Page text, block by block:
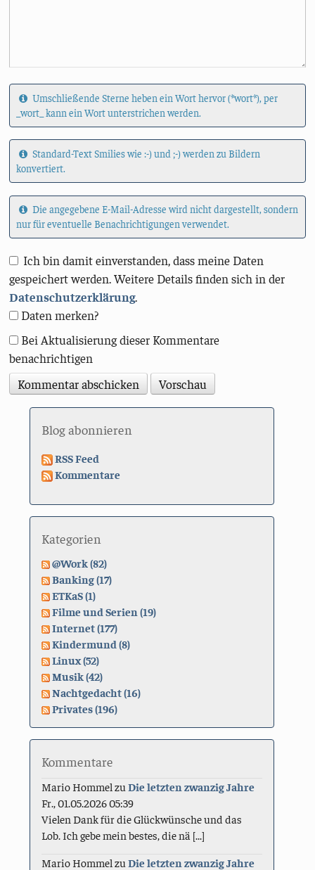
Umschließende Sterne heben ein Wort hervor (*wort*), per
_wort_ kann ein Wort unterstrichen werden.
Standard-Text Smilies wie :-) und ;-) werden zu Bildern
konvertiert.
Die angegebene E-Mail-Adresse wird nicht dargestellt, sondern
nur für eventuelle Benachrichtigungen verwendet.
Ich bin damit einverstanden, dass meine Daten
gespeichert werden. Weitere Details finden sich in der
Datenschutzerklärung.
Daten merken?
Bei Aktualisierung dieser Kommentare
benachrichtigen
Blog abonnieren
RSS Feed
Kommentare
Kategorien
@Work (82)
Banking (17)
ETKaS (1)
Filme und Serien (19)
Internet (177)
Kindermund (8)
Linux (52)
Musik (42)
Nachtgedacht (16)
Privates (196)
Kommentare
Mario Hommel zuDie letzten zwanzig Jahre
Fr., 01.05.2026 05:39
Vielen Dank für die Glückwünsche und das
Lob. Ich gebe mein bestes, die nä [...]
Mario Hommel zuDie letzten zwanzig Jahre